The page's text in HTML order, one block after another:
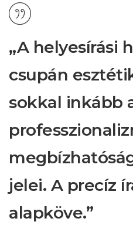
„A helyesírási
csupán
sokkal inkább
jelei. A precíz
alapköve.”